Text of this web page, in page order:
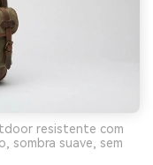
resistente com
sombra suave, sem